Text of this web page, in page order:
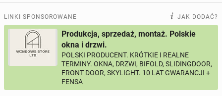
ogłoszeń online
PROFILE KANDYDATÓW 289 profili online
USŁUGI 164ogłoszenia online
MOTORYZACJA 10ogłoszeń online
LINKI SPONSOROWANE JAK DODAĆ?
Produkcja, sprzedaż, montaż. Polskie
okna i drzwi.
POLSKI PRODUCENT. KRÓTKIE I REALNE
TERMINY. OKNA, DRZWI, BIFOLD, SLIDINGDOOR,
FRONT DOOR, SKYLIGHT. 10 LAT GWARANCJI +
FENSA